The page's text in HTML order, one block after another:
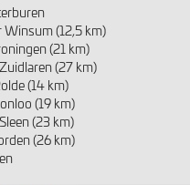
Winsum (12,5 km)
(21 km)
(27 km)
(14 km)
(19 km)
(23 km)
(26 km)